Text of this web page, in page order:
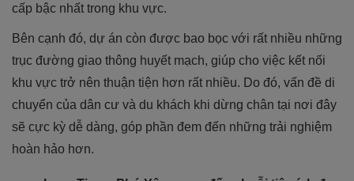
cấp bậc nhất trong khu vực.
Bên cạnh đó, dự án còn được bao bọc với rất nhiều những
trục đường giao thông huyết mạch, giúp cho việc kết nối
khu vực trở nên thuận tiện hơn rất nhiều. Do đó, vấn đề di
chuyển của dân cư và du khách khi dừng chân tại nơi đây
sẽ cực kỳ dễ dàng, góp phần đem đến những trải nghiệm
hoàn hảo hơn.